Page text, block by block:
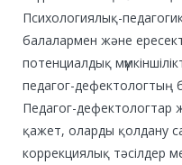
Психологиялық-
балалармен және
потенциалдық
педагог-дефектологтың
Педагог-дефектологтар
қажет, оларды қолдану
коррекциялық тәсілдер